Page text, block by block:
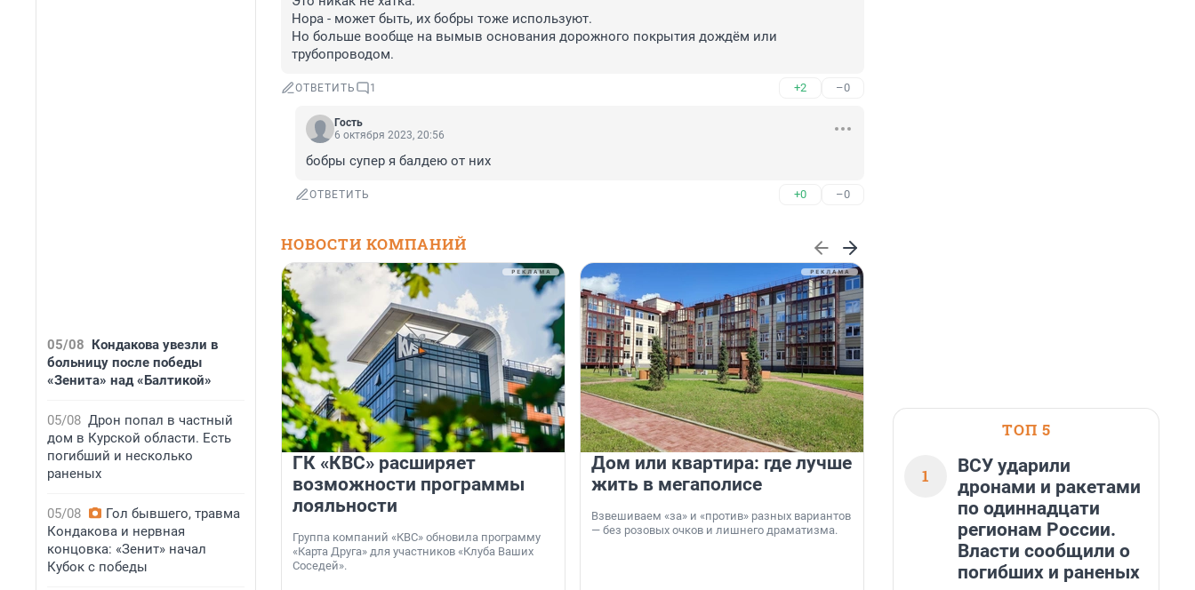
05/08 Кондакова увезли в
больницу после победы
«Зенита» над «Балтикой»
05/08 Дрон попал в частный
дом в Курской области. Есть
погибший и несколько
раненых
05/08
Гол бывшего, травма
Кондакова и нервная
концовка: «Зенит» начал
Кубок с победы
Нора - может быть, их бобры тоже используют.
Но больше вообще на вымыв основания дорожного покрытия дождём или
трубопроводом.
ОТВЕТИТЬ 1 +2 –0
Гость
6 октября 2023, 20:56
бобры супер я балдею от них
ОТВЕТИТЬ +0 –0
НОВОСТИ КОМПАНИЙ
ГК «КВС» расширяет
возможности программы
лояльности
Группа компаний «КВС» обновила программу
«Карта Друга» для участников «Клуба Ваших
Соседей».
Дом или квартира: где лучше
жить в мегаполисе
Взвешиваем «за» и «против» разных вариантов
— без розовых очков и лишнего драматизма.
Группа Аквилон на 20%
увеличила объём текущего
строительства в
Ленинградской области
Группа Аквилон входит в ТОП-5 рейтинга
независимого портала «Единый ресурс
ТОП 5
1
ВСУ ударили
дронами и ракетами
по одиннадцати
регионам России.
Власти сообщили о
погибших и раненых